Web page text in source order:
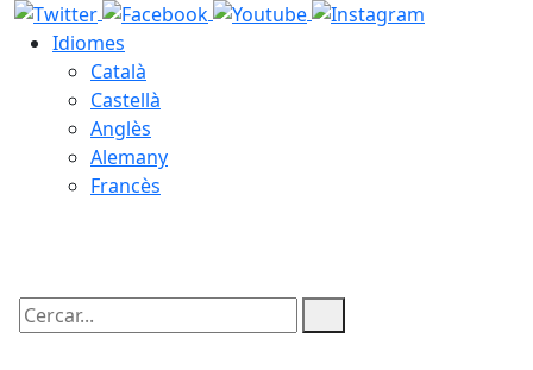
Idiomes
Català
Castellà
Anglès
Alemany
Francès
Cercar: